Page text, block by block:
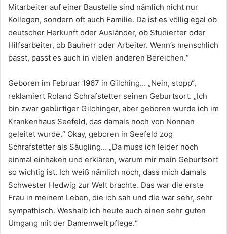
Mitarbeiter auf einer Baustelle sind nämlich nicht nur
Kollegen, sondern oft auch Familie. Da ist es völlig egal ob
deutscher Herkunft oder Ausländer, ob Studierter oder
Hilfsarbeiter, ob Bauherr oder Arbeiter. Wenn’s menschlich
passt, passt es auch in vielen anderen Bereichen.“
Geboren im Februar 1967 in Gilching… „Nein, stopp“,
reklamiert Roland Schrafstetter seinen Geburtsort. „Ich
bin zwar gebürtiger Gilchinger, aber geboren wurde ich im
Krankenhaus Seefeld, das damals noch von Nonnen
geleitet wurde.“ Okay, geboren in Seefeld zog
Schrafstetter als Säugling… „Da muss ich leider noch
einmal einhaken und erklären, warum mir mein Geburtsort
so wichtig ist. Ich weiß nämlich noch, dass mich damals
Schwester Hedwig zur Welt brachte. Das war die erste
Frau in meinem Leben, die ich sah und die war sehr, sehr
sympathisch. Weshalb ich heute auch einen sehr guten
Umgang mit der Damenwelt pflege.“